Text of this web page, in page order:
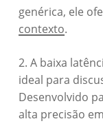
genérica, ele
contexto.
2. A baixa
ideal para
Desenvolvido
alta precisão